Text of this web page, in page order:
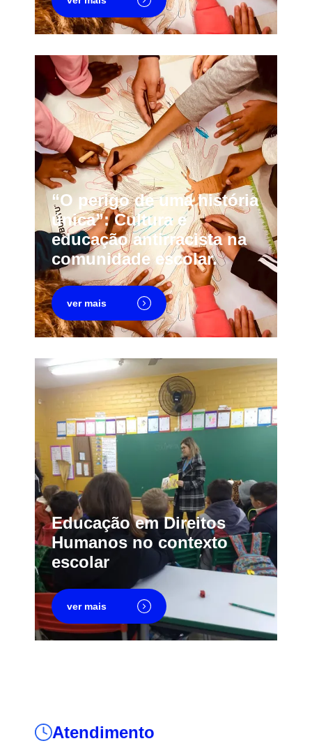
“O perigo de uma história
única”: Cultura e
educação antirracista na
comunidade escolar.
ver mais
Educação em Direitos
Humanos no contexto
escolar
ver mais
Atendimento